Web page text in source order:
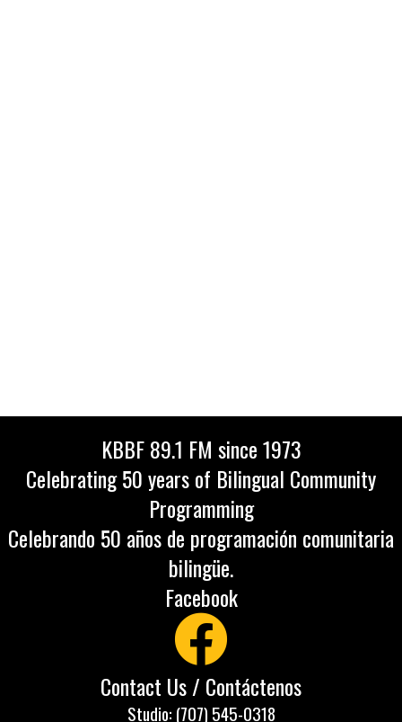
KBBF 89.1 FM since 1973
Celebrating 50 years of Bilingual Community
Programming
Celebrando 50 años de programación comunitaria
bilingüe.
Facebook
Contact Us / Contáctenos
Studio: (707) 545-0318